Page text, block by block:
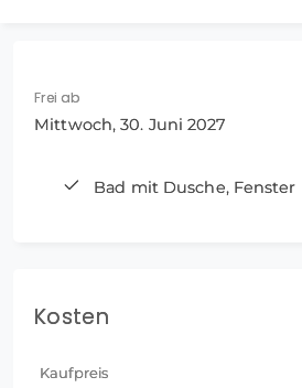
Frei ab
Mittwoch, 30. Juni 2027
Bad mit Dusche, Fenster
Kosten
Kaufpreis